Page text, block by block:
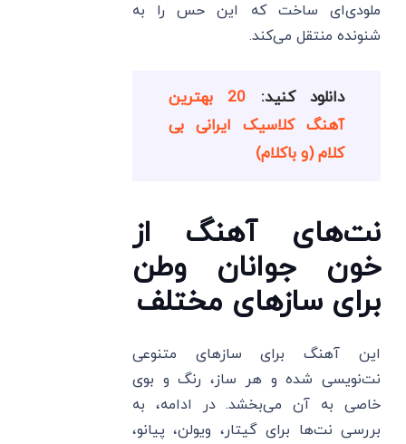
ملودی‌ای ساخت که این حس را به
شنونده منتقل می‌کند.
دانلود کنید:
20 بهترین
آهنگ کلاسیک ایرانی بی
کلام (و باکلام)
نت‌های آهنگ از
خون جوانان وطن
برای سازهای مختلف
این آهنگ برای سازهای متنوعی
نت‌نویسی شده و هر ساز، رنگ و بوی
خاصی به آن می‌بخشد. در ادامه، به
بررسی نت‌ها برای گیتار، ویولن، پیانو،